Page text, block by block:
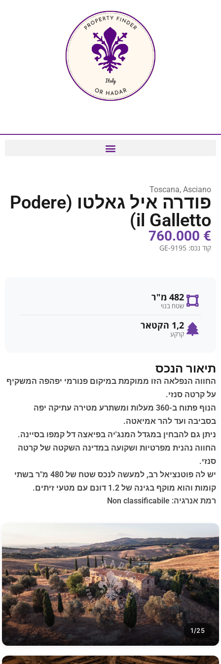
Toscana, Asciano
פודרה איל גאלטו (Podere
il Galletto)
€ 760.000
קוד נכס: GE-9195
482 מ"ר
שטח בנוי
1,2 הקטאר
קרקע
תיאור הנכס
החווה הנפלאה הזו ממוקמת במיקום פנורמי יפהפה המשקיף
על קרטה סנזי.
הנוף פתוח ב-360 מעלות ומשתרע מטירה עתיקה יפה
בסביבה ועד להר אמיאטה.
ניתן גם להבחין במגדל המנג'יה בפיאצה דל קמפו בסיינה.
החווה נהנית מפרטיות ושקועה במדינה השקטה של קרטה
סנזי.
יש לה פוטנציאל רב, למעשה לנכס שטח של 480 מ"ר בשתי
קומות והוא מוקף בגינה של 1.2 דונם עם מטעי זיתים.
רמת אנרגיה: Non classificabile
1/25